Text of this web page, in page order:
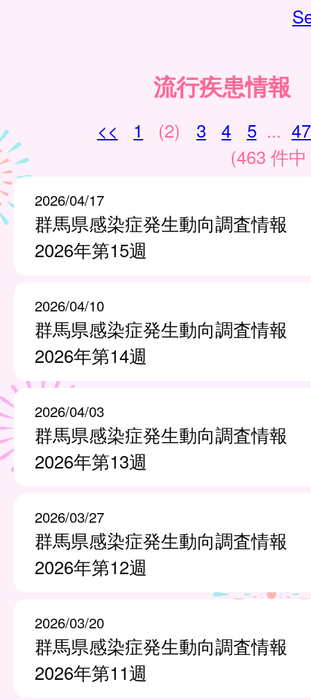
流行疾患情報
<< 1 (2) 3 4 5 ... 47
(463 件
2026/04/17
群馬県感染症発生動向調査情報
2026年第15週
2026/04/10
群馬県感染症発生動向調査情報
2026年第14週
2026/04/03
群馬県感染症発生動向調査情報
2026年第13週
2026/03/27
群馬県感染症発生動向調査情報
2026年第12週
2026/03/20
群馬県感染症発生動向調査情報
2026年第11週